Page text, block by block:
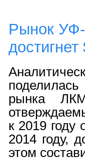
Рынок
рынка
к 2019
2014 году,
этом